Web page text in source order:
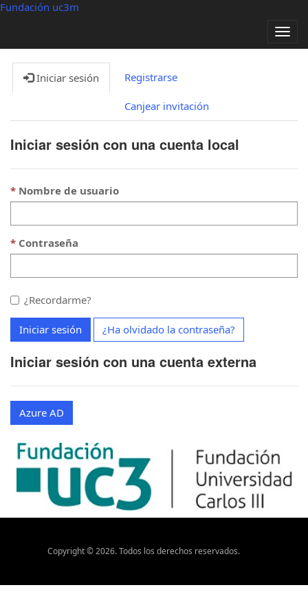
Fundación uc3m
Iniciar sesión Registrarse
Canjear invitación
Iniciar sesión con una cuenta local
Nombre de usuario
Contraseña
¿Recordarme?
Iniciar sesión ¿Ha olvidado la contraseña?
Iniciar sesión con una cuenta externa
Azure AD
Copyright ©2026. Todos los derechos reservados.